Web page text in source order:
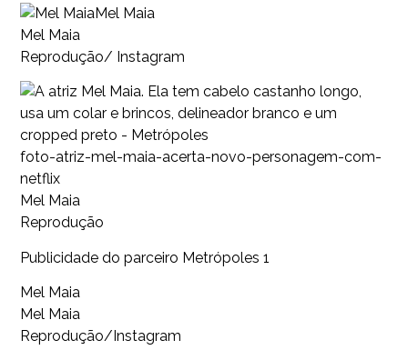
Mel Maia
Mel Maia
Reprodução/ Instagram
foto-atriz-mel-maia-acerta-novo-personagem-com-
netflix
Mel Maia
Reprodução
Publicidade do parceiro Metrópoles 1
Mel Maia
Mel Maia
Reprodução/Instagram